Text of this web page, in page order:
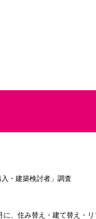
、住み替え・建て替え